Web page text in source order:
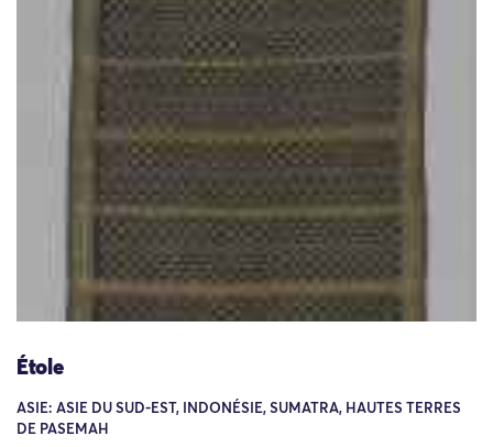
Étole
ASIE: ASIE DU SUD-EST, INDONÉSIE, SUMATRA, HAUTES TERRES
DE PASEMAH